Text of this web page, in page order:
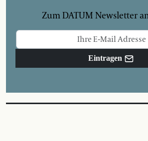
Zum DATUM Newsletter
Eintragen